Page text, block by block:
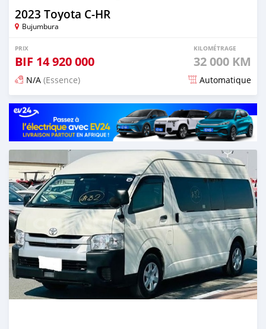
2023 Toyota C-HR
Bujumbura
PRIX
BIF 14 920 000
KILOMÉTRAGE
32 000 KM
N/A (Essence) Automatique
Publié il y a 15 jours